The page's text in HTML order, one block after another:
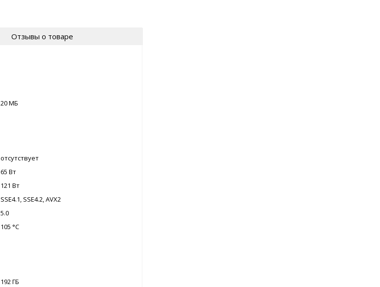
Отзывы о товаре
20 МБ
отсутствует
65 Вт
121 Вт
SSE4.1, SSE4.2, AVX2
5.0
105 °С
192 ГБ